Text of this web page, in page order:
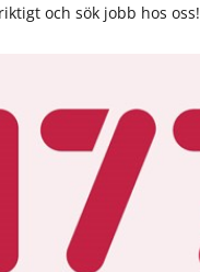
och sök jobb hos oss!